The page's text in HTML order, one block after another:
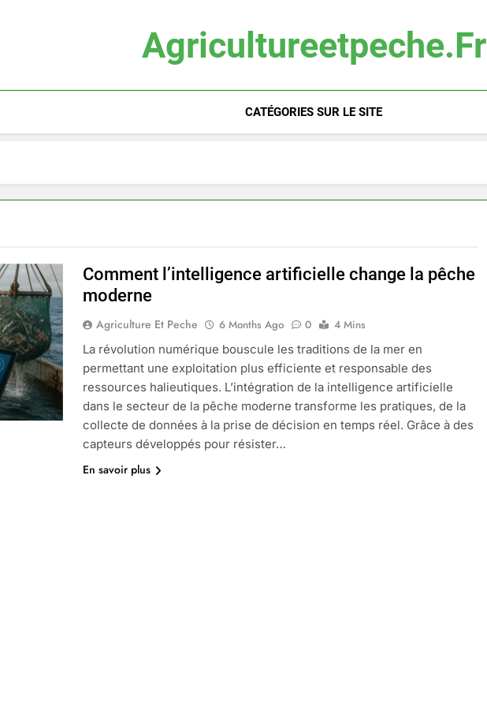
Agricultureetpeche.fr
CATÉGORIES SUR LE SITE
Comment l’intelligence artificielle change la pêche
moderne
Agriculture Et Peche 6 Months Ago 0
4 Mins
La révolution numérique bouscule les traditions de la mer en
permettant une exploitation plus efficiente et responsable des
ressources halieutiques. L’intégration de la intelligence artificielle
dans le secteur de la pêche moderne transforme les pratiques, de la
collecte de données à la prise de décision en temps réel. Grâce à des
capteurs développés pour résister…
En savoir plus